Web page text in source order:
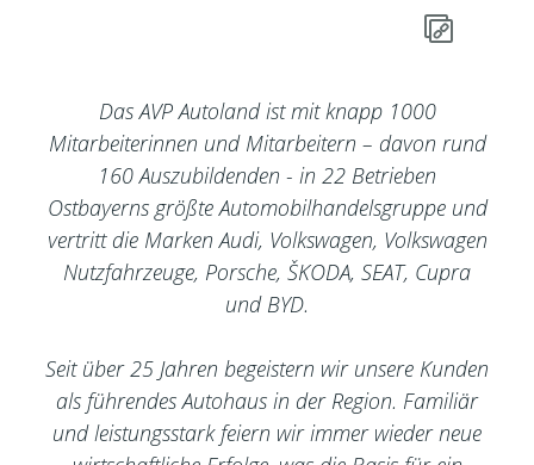
Das AVP Autoland ist mit knapp 1000
Mitarbeiterinnen und Mitarbeitern – davon rund
160 Auszubildenden - in 22 Betrieben
Ostbayerns größte Automobilhandelsgruppe und
vertritt die Marken Audi, Volkswagen, Volkswagen
Nutzfahrzeuge, Porsche, ŠKODA, SEAT, Cupra
und BYD.
Seit über 25 Jahren begeistern wir unsere Kunden
als führendes Autohaus in der Region. Familiär
und leistungsstark feiern wir immer wieder neue